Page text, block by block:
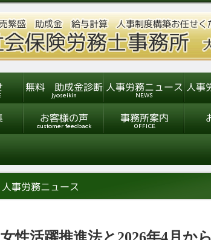
女性活躍推進法と2026年4月か